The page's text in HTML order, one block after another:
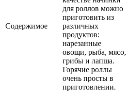
Содержимое
для роллов можно
приготовить из
различных
продуктов:
нарезанные
овощи, рыба, мясо,
грибы и лапша.
Горячие роллы
очень просты в
приготовлении.